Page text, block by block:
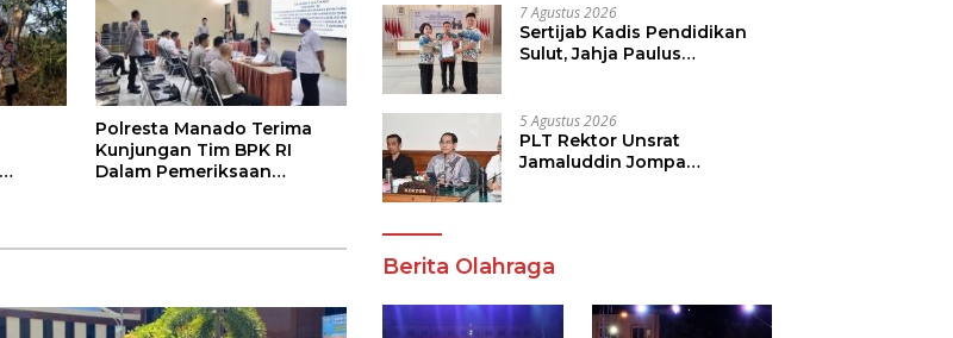
Polresta Manado Terima
Kunjungan Tim BPK RI
Dalam Pemeriksaan
7 Agustus 2026
Sertijab Kadis Pendidikan
Sulut, Jahja Paulus
Pendidikan
5 Agustus 2026
PLT Rektor Unsrat
Jamaluddin Jompa
Berita Olahraga